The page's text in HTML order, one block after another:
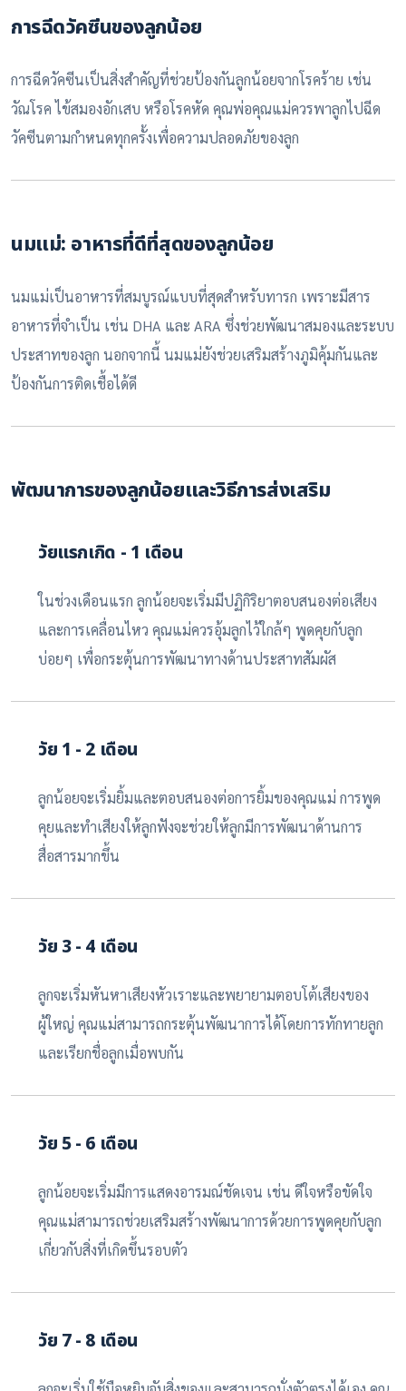
การฉีดวัคซีนของลูกน้อย
การฉีดวัคซีนเป็นสิ่งสำคัญที่ช่วยป้องกันลูกน้อยจากโรคร้าย เช่น
วัณโรค ไข้สมองอักเสบ หรือโรคหัด คุณพ่อคุณแม่ควรพาลูกไปฉีด
วัคซีนตามกำหนดทุกครั้งเพื่อความปลอดภัยของลูก
นมแม่: อาหารที่ดีที่สุดของลูกน้อย
นมแม่เป็นอาหารที่สมบูรณ์แบบที่สุดสำหรับทารก เพราะมีสาร
อาหารที่จำเป็น เช่น DHA และ ARA ซึ่งช่วยพัฒนาสมองและระบบ
ประสาทของลูก นอกจากนี้ นมแม่ยังช่วยเสริมสร้างภูมิคุ้มกันและ
ป้องกันการติดเชื้อได้ดี
พัฒนาการของลูกน้อยและวิธีการส่งเสริม
วัยแรกเกิด - 1 เดือน
ในช่วงเดือนแรก ลูกน้อยจะเริ่มมีปฏิกิริยาตอบสนองต่อเสียง
และการเคลื่อนไหว คุณแม่ควรอุ้มลูกไว้ใกล้ๆ พูดคุยกับลูก
บ่อยๆ เพื่อกระตุ้นการพัฒนาทางด้านประสาทสัมผัส
วัย 1 - 2 เดือน
ลูกน้อยจะเริ่มยิ้มและตอบสนองต่อการยิ้มของคุณแม่ การพูด
คุยและทำเสียงให้ลูกฟังจะช่วยให้ลูกมีการพัฒนาด้านการ
สื่อสารมากขึ้น
วัย 3 - 4 เดือน
ลูกจะเริ่มหันหาเสียงหัวเราะและพยายามตอบโต้เสียงของ
ผู้ใหญ่ คุณแม่สามารถกระตุ้นพัฒนาการได้โดยการทักทายลูก
และเรียกชื่อลูกเมื่อพบกัน
วัย 5 - 6 เดือน
ลูกน้อยจะเริ่มมีการแสดงอารมณ์ชัดเจน เช่น ดีใจหรือขัดใจ
คุณแม่สามารถช่วยเสริมสร้างพัฒนาการด้วยการพูดคุยกับลูก
เกี่ยวกับสิ่งที่เกิดขึ้นรอบตัว
วัย 7 - 8 เดือน